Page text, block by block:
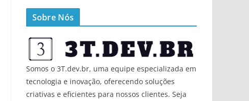
Sobre Nós
Somos o 3T.dev.br, uma equipe especializada em
tecnologia e inovação, oferecendo soluções
criativas e eficientes para nossos clientes. Seja